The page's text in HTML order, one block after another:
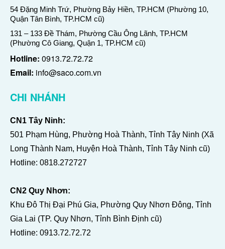
54 Đặng Minh Trứ, Phường Bảy Hiền, TP.HCM (Phường 10,
Quận Tân Bình, TP.HCM cũ)
131 – 133 Đề Thám, Phường Cầu Ông Lãnh, TP.HCM
(Phường Cô Giang, Quận 1, TP.HCM cũ)
Hotline: 0913.72.72.72
Email: info@saco.com.vn
CHI NHÁNH
CN1 Tây Ninh:
501 Phạm Hùng, Phường Hoà Thành, Tỉnh Tây Ninh (Xã
Long Thành Nam, Huyện Hoà Thành, Tỉnh Tây Ninh cũ)
Hotline: 0818.272727
CN2 Quy Nhơn:
Khu Đô Thị Đại Phú Gia, Phường Quy Nhơn Đông, Tỉnh
Gia Lai (TP. Quy Nhơn, Tỉnh Bình Định cũ)
Hotline: 0913.72.72.72